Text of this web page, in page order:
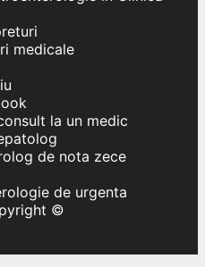
medicale
la un medic
de nota zece
de urgenta
©